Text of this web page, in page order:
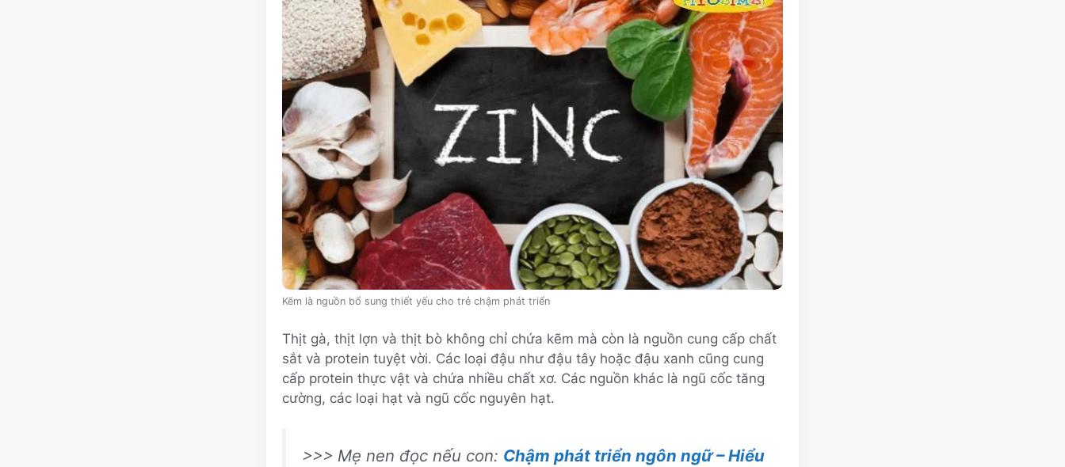
Kẽm là nguồn bổ sung thiết yếu cho trẻ chậm phát triển
Thịt gà, thịt lợn và thịt bò không chỉ chứa kẽm mà còn là nguồn cung cấp chất
sắt và protein tuyệt vời. Các loại đậu như đậu tây hoặc đậu xanh cũng cung
cấp protein thực vật và chứa nhiều chất xơ. Các nguồn khác là ngũ cốc tăng
cường, các loại hạt và ngũ cốc nguyên hạt.
>>> Mẹ nen đọc nếu con: Chậm phát triển ngôn ngữ – Hiểu